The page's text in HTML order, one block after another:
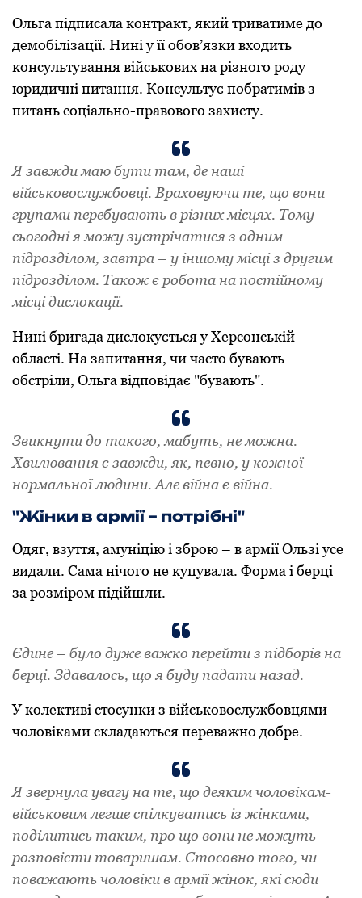
Ольга підписала контракт, який триватиме до
демобілізації. Нині у її обов’язки входить
консультування військових на різного роду
юридичні питання. Консультує побратимів з
питань соціально-правового захисту.
Я завжди маю бути там, де наші
військовослужбовці. Враховуючи те, що вони
групами перебувають в різних місцях. Тому
сьогодні я можу зустрічатися з одним
підрозділом, завтра – у іншому місці з другим
підрозділом. Також є робота на постійному
місці дислокації.
Нині бригада дислокується у Херсонській
області. На запитання, чи часто бувають
обстріли, Ольга відповідає "бувають".
Звикнути до такого, мабуть, не можна.
Хвилювання є завжди, як, певно, у кожної
нормальної людини. Але війна є війна.
"Жінки в армії – потрібні"
Одяг, взуття, амуніцію і зброю – в армії Ользі усе
видали. Сама нічого не купувала. Форма і берці
за розміром підійшли.
Єдине – було дуже важко перейти з підборів на
берці. Здавалось, що я буду падати назад.
У колективі стосунки з військовослужбовцями-
чоловіками складаються переважно добре.
Я звернула увагу на те, що деяким чоловікам-
військовим легше спілкуватись із жінками,
поділитись таким, про що вони не можуть
розповісти товаришам. Стосовно того, чи
поважають чоловіки в армії жінок, які сюди